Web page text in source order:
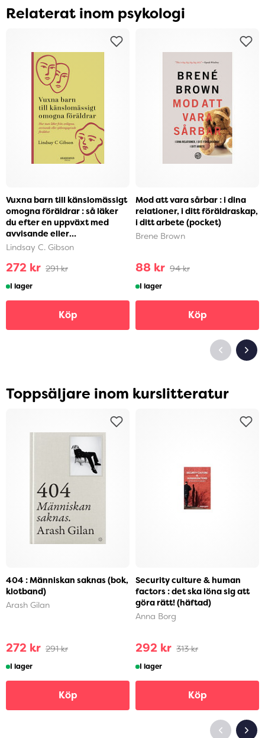
Relaterat inom psykologi
Vuxna barn till känslomässigt
omogna föräldrar : så läker
du efter en uppväxt med
avvisande eller
självupptagna föräldra...
Lindsay C. Gibson
272 kr 291 kr
I lager
Köp
Mod att vara sårbar : i dina
relationer, i ditt föräldraskap,
i ditt arbete (pocket)
Brene Brown
88 kr 94 kr
I lager
Köp
Toppsäljare inom kurslitteratur
404 : Människan saknas (bok,
klotband)
Arash Gilan
272 kr 291 kr
I lager
Köp
Security culture & human
factors : det ska löna sig att
göra rätt! (häftad)
Anna Borg
292 kr 313 kr
I lager
Köp